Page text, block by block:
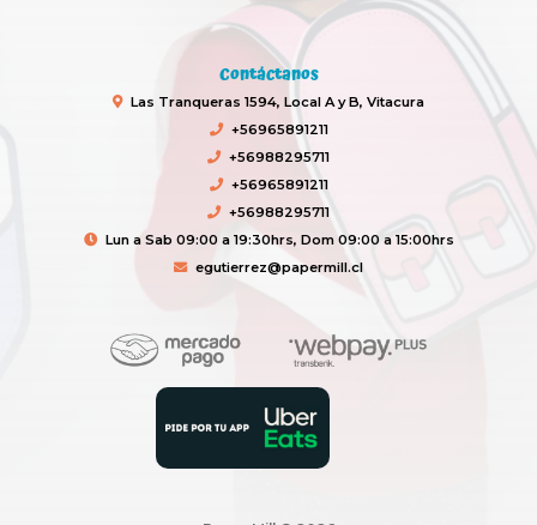
Contáctanos
Las Tranqueras 1594, Local A y B, Vitacura
+56965891211
+56988295711
+56965891211
+56988295711
Lun a Sab 09:00 a 19:30hrs, Dom 09:00 a 15:00hrs
egutierrez@papermill.cl